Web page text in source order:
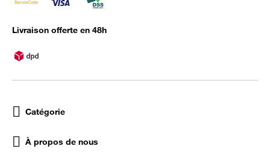
Livraison offerte en 48h
Catégorie
À propos de nous